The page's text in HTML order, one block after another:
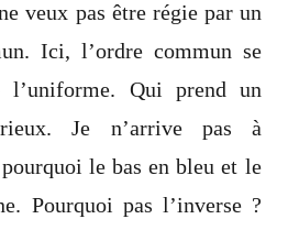
veux pas être régie par un
Ici, l’ordre commun se
l’uniforme. Qui prend un
Je n’arrive pas à
le bas en bleu et le
Pourquoi pas l’inverse ?